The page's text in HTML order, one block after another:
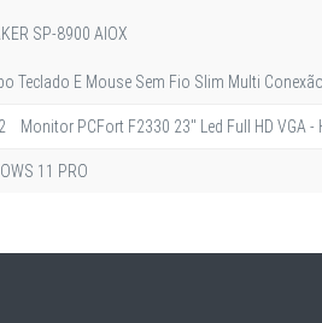
SP-8900 AIOX
Teclado E Mouse Sem Fio Slim Multi
Monitor PCFort F2330 23" Led Full HD VGA -
11 PRO